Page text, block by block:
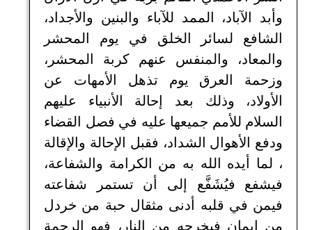
وأبد الآباد، الممد للآباء والبنين والأجداد،
الشافع لسائر الخلق في يوم المحشر
والمعاد، والمنفس عنهم كربة المحشر،
وزحمة العرق يوم تذهل الأمهات عن
الأولاد، وذلك بعد إحالة الأنبياء عليهم
السلام للأمم جميعها عليه في فصل القضاء
ودفع الأهوال الشداد، فقبل الإحالة والإقالة
، لما أيده الله به من الكرامة والشفاعة،
فيشفع فيُشَفَّع إلى أن تستمر شفاعته
فيمن في قلبه أدنى مثقال حبة من خردل
من إيمان فيخرجه من النار، فهو الرحمة